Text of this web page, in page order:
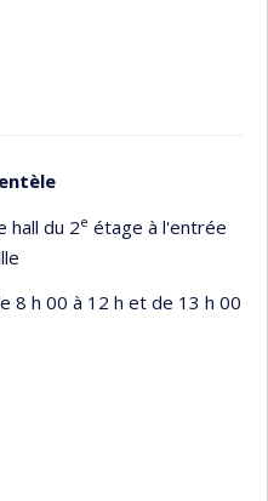
hall du 2e étage à l'entrée
8 h 00 à 12 h et de 13 h 00